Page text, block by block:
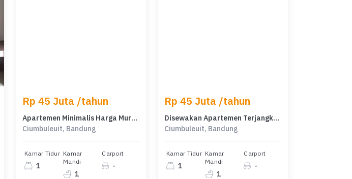
Rp 45 Juta /tahun
Apartemen Minimalis Harga Murah, Lokasi Ciumbuleuit, Bandung
Ciumbuleuit, Bandung
Kamar Tidur
1
Kamar
Mandi
1
Carport
-
Rp 45 Juta /tahun
Disewakan Apartemen Terjangkau di Ciumbuleuit, Bandung, LB 27m²
Ciumbuleuit, Bandung
Kamar Tidur
1
Kamar
Mandi
1
Carport
-